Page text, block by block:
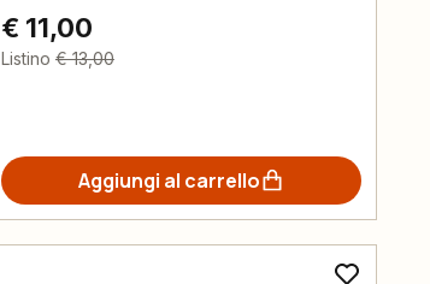
€ 11,00
Listino € 13,00
Aggiungi al carrello